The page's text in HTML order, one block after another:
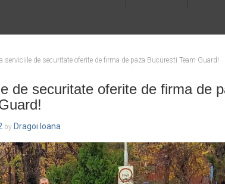
serviciile de securitate oferite de firma de paza Bucuresti Team Guard!
de securitate oferite de firma de
by Dragoi Ioana